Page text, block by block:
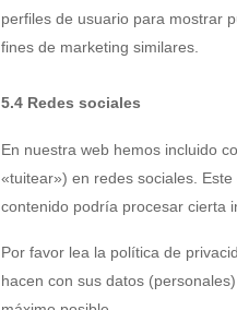
perfiles de usuario para mostrar
fines de marketing similares.
5.4 Redes sociales
En nuestra web hemos incluido
«tuitear») en redes sociales.
contenido podría procesar cierta
Por favor lea la política de
hacen con sus datos